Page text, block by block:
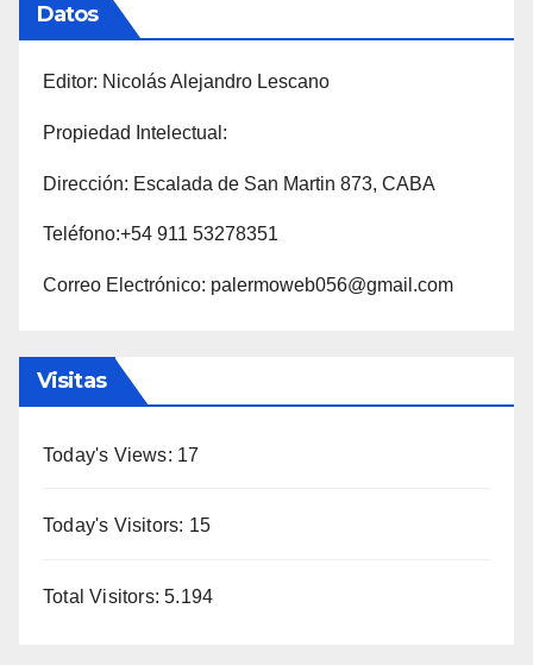
Datos
Editor: Nicolás Alejandro Lescano
Propiedad Intelectual:
Dirección: Escalada de San Martin 873, CABA
Teléfono:+54 911 53278351
Correo Electrónico: palermoweb056@gmail.com
Visitas
Today's Views: 17
Today's Visitors: 15
Total Visitors:5.194